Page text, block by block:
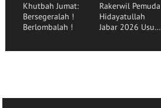
Khutbah Jumat:
Bersegeralah !
Berlombalah !
Rakerwil Pemuda
Hidayatullah
Jabar 2026 Usung